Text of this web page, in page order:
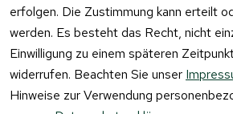
erfolgen. Die Zustimmung kann erteilt
werden. Es besteht das Recht, nicht
Einwilligung zu einem späteren
widerrufen. Beachten Sie unser
Hinweise zur Verwendung